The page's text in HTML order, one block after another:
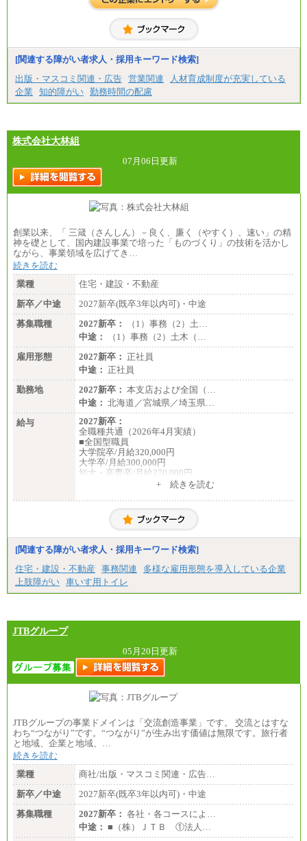
[関連する障がい者求人・採用キーワード検索]
出版・マスコミ関連・広告 営業関連
人材育成制度が充実している
企業
知的障がい 勤務時間の配慮
株式会社大林組
07月06日更新
創業以来、「 三箴（さんしん）－良く、廉く（やすく）、速い」の精
神を礎として、国内建設事業で培った「ものづくり」の技術を活かし
ながら、事業領域を広げてき…
続きを読む
業種
住宅・建設・不動産
新卒／中途
2027新卒(既卒3年以内可)・中途
募集職種
2027新卒：
（1）事務（2）土…
中途：
（1）事務（2）土木（…
雇用形態
2027新卒： 正社員
中途： 正社員
勤務地
2027新卒： 本支店および全国（…
中途： 北海道／宮城県／埼玉県…
給与
2027新卒：
全職種共通（2026年4月実績）
■全国型職員
大学院卒/月給320,000円
大学卒/月給300,000円
短大・高専卒/月給270,000円
大学院卒/月給256,000円～288,000円
大学卒/月給240,000円～270,000円
短大・高専卒/月給216,000円～243,000円
■特定職員※
大学院卒/月給234,000円～263,000円
大学卒/月給219,000円～246,000円
短大・高専卒/月給197,000円～222,000円
※拠点型職員、特定職員の給与は、生活の拠点が定
全職種共通
月給制
226,600円～390,100円（勤務地域等により異なりま
す）
・ご経験やスキルを考慮し、選考の中で決定いたし
ます。
+ 続きを読む
[関連する障がい者求人・採用キーワード検索]
住宅・建設・不動産
事務関連
多様な雇用形態を導入している企業
上肢障がい 車いす用トイレ
JTBグループ
05月20日更新
JTBグループの事業ドメインは「交流創造事業」です。 交流とはすな
わち“つながり”です。“つながり”が生み出す価値は無限です。旅行者
と地域、企業と地域、…
続きを読む
業種
商社/出版・マスコミ関連・広告…
新卒／中途
2027新卒(既卒3年以内可)・中途
募集職種
2027新卒： 各社・各コースによ…
中途： ■（株）ＪＴＢ ①法人…